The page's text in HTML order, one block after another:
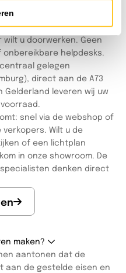
u doorwerken. Geen
helpdesks.
gelegen
direct aan de A73
leveren wij uw
snel via de webshop of
Wilt u de
of een lichtplan
in onze showroom. De
denken direct
maken?
aantonen dat de
aan de gestelde eisen en